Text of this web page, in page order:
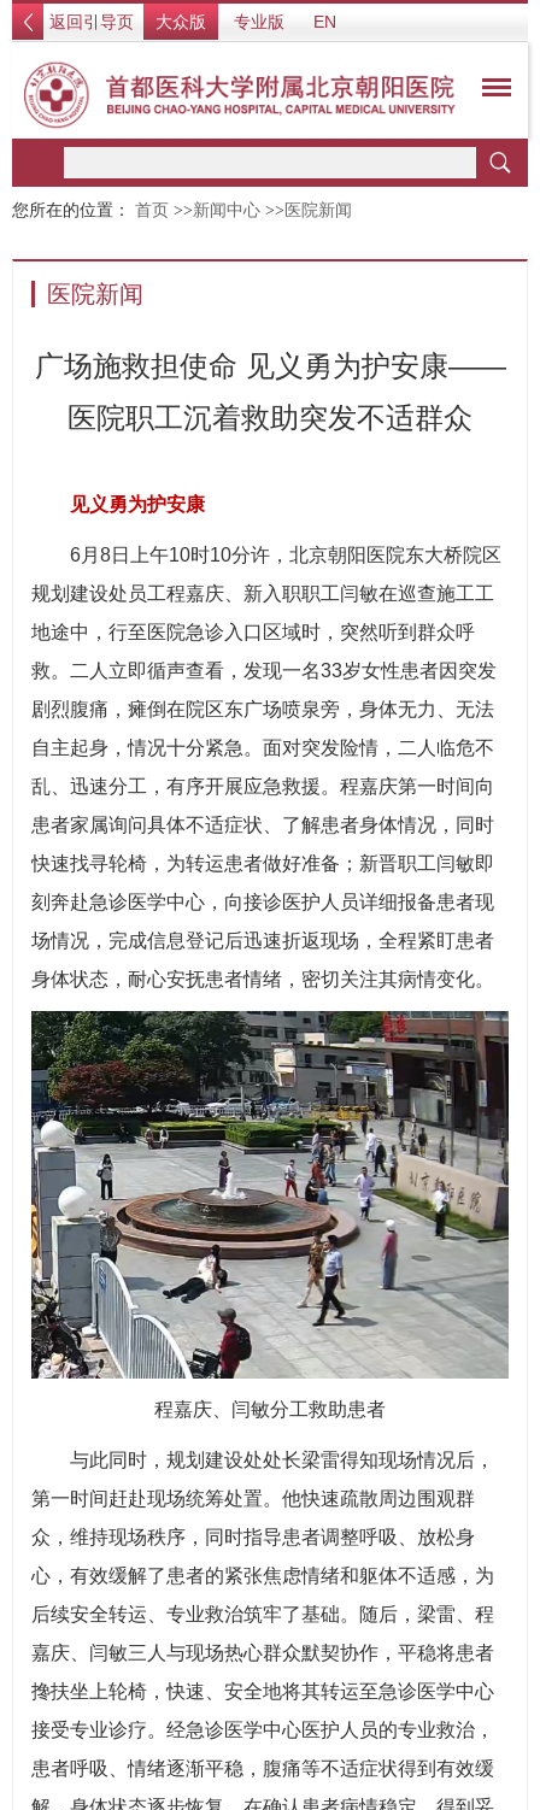
返回引导页 大众版 专业版 EN
您所在的位置： 首页 >>新闻中心 >> 医院新闻
医院新闻
广场施救担使命 见义勇为护安康——
医院职工沉着救助突发不适群众
见义勇为护安康
6月8日上午10时10分许，北京朝阳医院东大桥院区
规划建设处员工程嘉庆、新入职职工闫敏在巡查施工工
地途中，行至医院急诊入口区域时，突然听到群众呼
救。二人立即循声查看，发现一名33岁女性患者因突发
剧烈腹痛，瘫倒在院区东广场喷泉旁，身体无力、无法
自主起身，情况十分紧急。面对突发险情，二人临危不
乱、迅速分工，有序开展应急救援。程嘉庆第一时间向
患者家属询问具体不适症状、了解患者身体情况，同时
快速找寻轮椅，为转运患者做好准备；新晋职工闫敏即
刻奔赴急诊医学中心，向接诊医护人员详细报备患者现
场情况，完成信息登记后迅速折返现场，全程紧盯患者
身体状态，耐心安抚患者情绪，密切关注其病情变化。
程嘉庆、闫敏分工救助患者
与此同时，规划建设处处长梁雷得知现场情况后，
第一时间赶赴现场统筹处置。他快速疏散周边围观群
众，维持现场秩序，同时指导患者调整呼吸、放松身
心，有效缓解了患者的紧张焦虑情绪和躯体不适感，为
后续安全转运、专业救治筑牢了基础。随后，梁雷、程
嘉庆、闫敏三人与现场热心群众默契协作，平稳将患者
搀扶坐上轮椅，快速、安全地将其转运至急诊医学中心
接受专业诊疗。经急诊医学中心医护人员的专业救治，
患者呼吸、情绪逐渐平稳，腹痛等不适症状得到有效缓